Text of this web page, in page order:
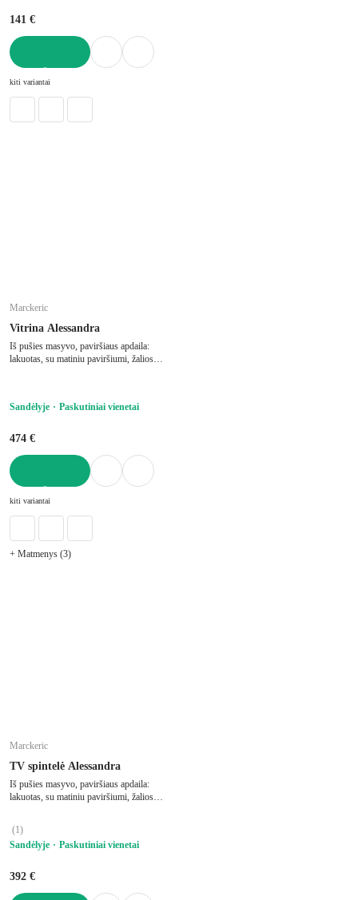
141 €
kiti variantai
Marckeric
Vitrina Alessandra
Iš pušies masyvo, paviršiaus apdaila:
lakuotas, su matiniu paviršiumi, žalios
Sandėlyje
Paskutiniai vienetai
474 €
kiti variantai
+ Matmenys (3)
Marckeric
TV spintelė Alessandra
Iš pušies masyvo, paviršiaus apdaila:
lakuotas, su matiniu paviršiumi, žalios
(1)
Sandėlyje
Paskutiniai vienetai
392 €